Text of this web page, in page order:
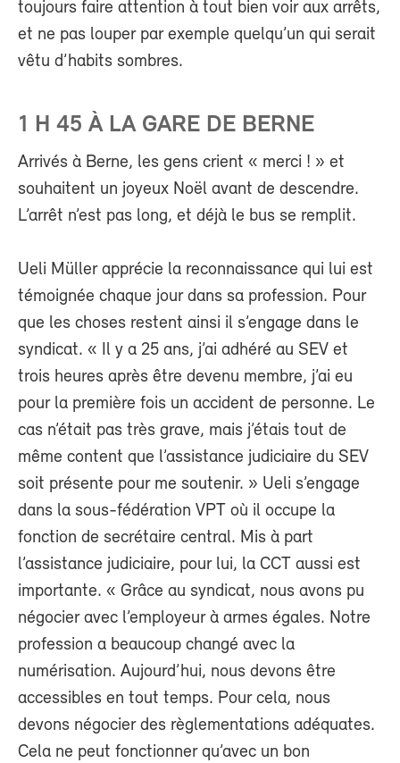
toujours faire attention à tout bien voir aux arrêts,
et ne pas louper par exemple quelqu’un qui serait
vêtu d’habits sombres.
1 H 45 À LA GARE DE BERNE
Arrivés à Berne, les gens crient « merci ! » et
souhaitent un joyeux Noël avant de descendre.
L’arrêt n’est pas long, et déjà le bus se remplit.
Ueli Müller apprécie la reconnaissance qui lui est
témoignée chaque jour dans sa profession. Pour
que les choses restent ainsi il s’engage dans le
syndicat. « Il y a 25 ans, j’ai adhéré au SEV et
trois heures après être devenu membre, j’ai eu
pour la première fois un accident de personne. Le
cas n’était pas très grave, mais j’étais tout de
même content que l’assistance judiciaire du SEV
soit présente pour me soutenir. » Ueli s’engage
dans la sous-fédération VPT où il occupe la
fonction de secrétaire central. Mis à part
l’assistance judiciaire, pour lui, la CCT aussi est
importante. « Grâce au syndicat, nous avons pu
négocier avec l’employeur à armes égales. Notre
profession a beaucoup changé avec la
numérisation. Aujourd’hui, nous devons être
accessibles en tout temps. Pour cela, nous
devons négocier des règlementations adéquates.
Cela ne peut fonctionner qu’avec un bon